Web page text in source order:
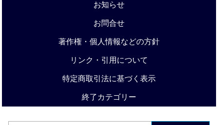
お知らせ
お問合せ
著作権・個人情報などの方針
リンク・引用について
特定商取引法に基づく表示
終了カテゴリー